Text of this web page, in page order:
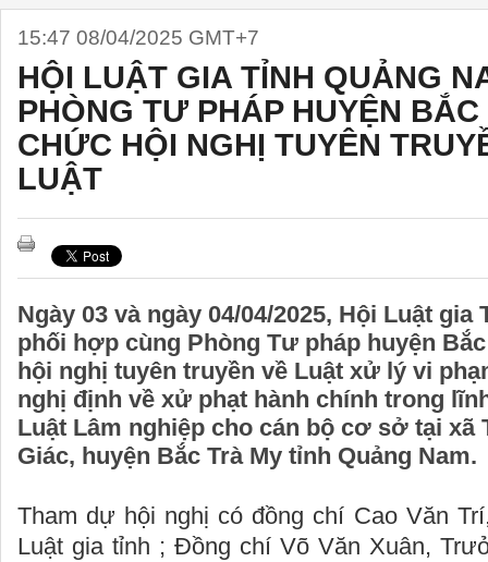
15:47 08/04/2025 GMT+7
HỘI LUẬT GIA TỈNH QUẢNG
PHÒNG TƯ PHÁP HUYỆN
CHỨC HỘI NGHỊ TUYÊN
LUẬT
Ngày 03 và ngày 04/04/2025, Hội Luật gia
phối hợp cùng Phòng Tư pháp huyện
hội nghị tuyên truyền về Luật xử lý vi
nghị định về xử phạt hành chính trong
Luật Lâm nghiệp cho cán bộ cơ sở tại xã
Giác, huyện Bắc Trà My tỉnh Quảng Nam.
Tham dự hội nghị có đồng chí Cao Văn
Luật gia tỉnh ; Đồng chí Võ Văn Xuân,